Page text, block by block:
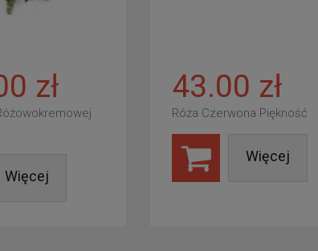
zł
Więcej
43.00 zł
Róża Czerwona Piękność
Więcej